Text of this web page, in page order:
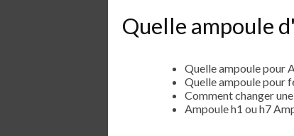
Quelle ampoule
Quelle ampoule pour
Quelle ampoule pour
Comment changer
Ampoule h1 ou h7